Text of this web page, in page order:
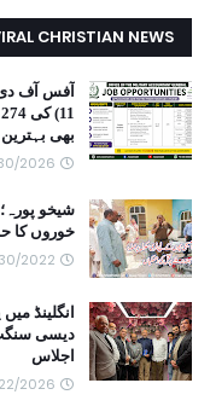
CHRISTIAN NEWS
بھی
11:59:00 AM
شیخو
خوروں کا
01:52:00 PM
دیسی
اجلاس
02:38:00 PM